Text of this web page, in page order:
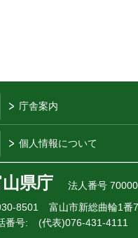
庁舎案内
個人情報について
県庁
法人番号
8501
富山市新総曲輪1番
番号:
(代表)076-431-4111